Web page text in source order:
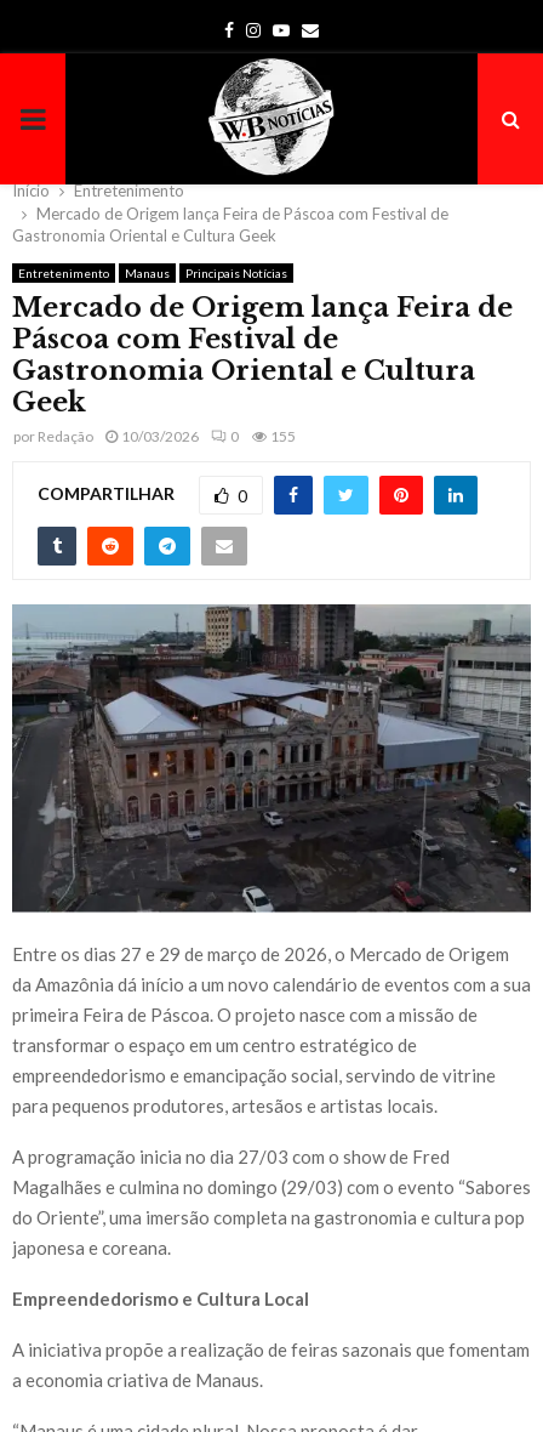
Facebook
Instagram
Youtube
Email
PRIMARY
MENU
Início
Entretenimento
Mercado de Origem lança Feira de Páscoa com Festival de
Gastronomia Oriental e Cultura Geek
Entretenimento Manaus Principais Notícias
Mercado de Origem lança Feira de
Páscoa com Festival de
Gastronomia Oriental e Cultura
Geek
por Redação 10/03/2026 0 155
COMPARTILHAR 0
Entre os dias 27 e 29 de março de 2026, o Mercado de Origem
da Amazônia dá início a um novo calendário de eventos com a sua
primeira Feira de Páscoa. O projeto nasce com a missão de
transformar o espaço em um centro estratégico de
empreendedorismo e emancipação social, servindo de vitrine
para pequenos produtores, artesãos e artistas locais.
A programação inicia no dia 27/03 com o show de Fred
Magalhães e culmina no domingo (29/03) com o evento “Sabores
do Oriente”, uma imersão completa na gastronomia e cultura pop
japonesa e coreana.
Empreendedorismo e Cultura Local
A iniciativa propõe a realização de feiras sazonais que fomentam
a economia criativa de Manaus.